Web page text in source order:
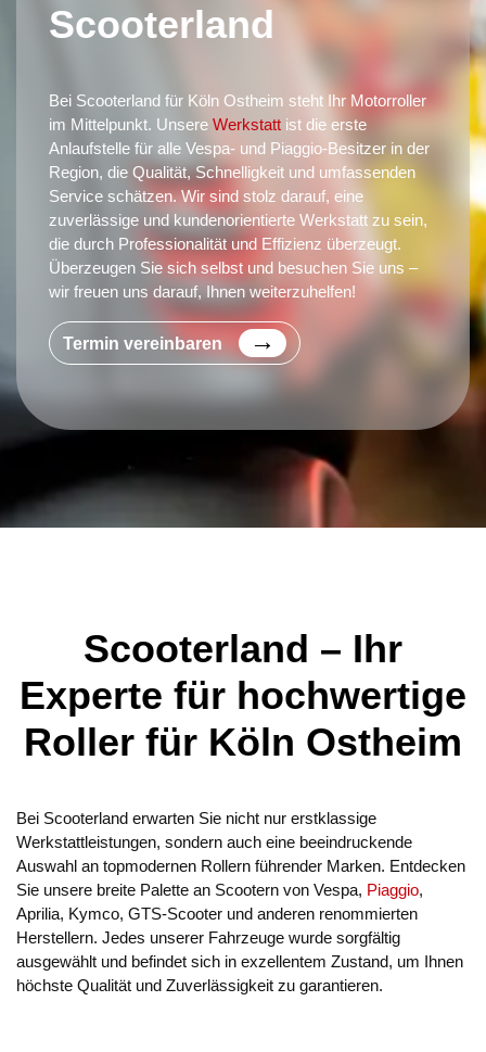
Scooterland
Bei Scooterland für Köln Ostheim steht Ihr Motorroller
im Mittelpunkt. Unsere Werkstatt ist die erste
Anlaufstelle für alle Vespa- und Piaggio-Besitzer in der
Region, die Qualität, Schnelligkeit und umfassenden
Service schätzen. Wir sind stolz darauf, eine
zuverlässige und kundenorientierte Werkstatt zu sein,
die durch Professionalität und Effizienz überzeugt.
Überzeugen Sie sich selbst und besuchen Sie uns –
wir freuen uns darauf, Ihnen weiterzuhelfen!
Termin vereinbaren
Scooterland – Ihr
Experte für hochwertige
Roller für Köln Ostheim
Bei Scooterland erwarten Sie nicht nur erstklassige
Werkstattleistungen, sondern auch eine beeindruckende
Auswahl an topmodernen Rollern führender Marken. Entdecken
Sie unsere breite Palette an Scootern von Vespa, Piaggio,
Aprilia, Kymco, GTS-Scooter und anderen renommierten
Herstellern. Jedes unserer Fahrzeuge wurde sorgfältig
ausgewählt und befindet sich in exzellentem Zustand, um Ihnen
höchste Qualität und Zuverlässigkeit zu garantieren.